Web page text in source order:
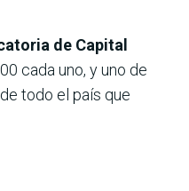
de Capital
cada uno, y uno de
todo el país que